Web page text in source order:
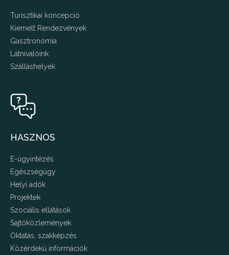
Turisztikai koncepció
Kiemelt Rendezvények
Gasztronómia
Látnivalóink
Szálláshelyek
HASZNOS
E-ügyintézés
Egészségügy
Helyi adók
Projektek
Szociális ellátások
Sajtóközlemények
Oktatás, szakképzés
Közérdekű információk